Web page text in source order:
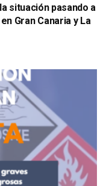
situación pasando a
Gran Canaria y La